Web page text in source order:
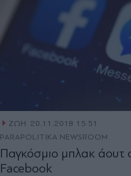
ΖΩΗ
20.11.2018 15:51
PARAPOLITIKA NEWSROOM
Παγκόσμιο μπλακ άουτ
Facebook